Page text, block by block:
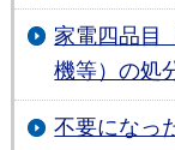
家電四品目
機等）の処
不要になっ